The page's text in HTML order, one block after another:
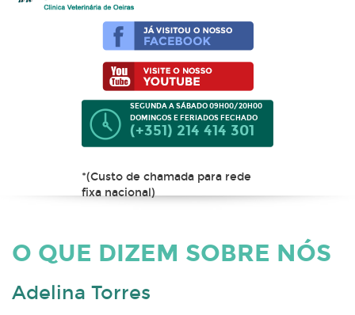
SEGUNDA A SÁBADO 09H00/20H00
DOMINGOS E FERIADOS FECHADO
(+351) 214 414 301
*(Custo de chamada para rede
fixa nacional)
O QUE DIZEM SOBRE NÓS
Adelina Torres